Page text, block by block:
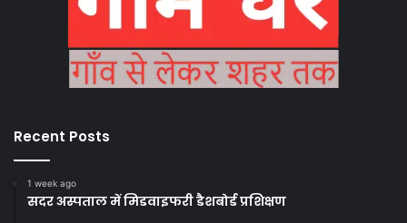
Recent Posts
1 week ago
सदर अस्पताल में मिडवाइफरी डैशबोर्ड प्रशिक्षण